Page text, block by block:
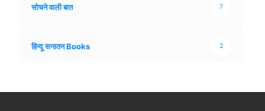
सोचने वाली बात 7
हिन्दू सनातन Books 2